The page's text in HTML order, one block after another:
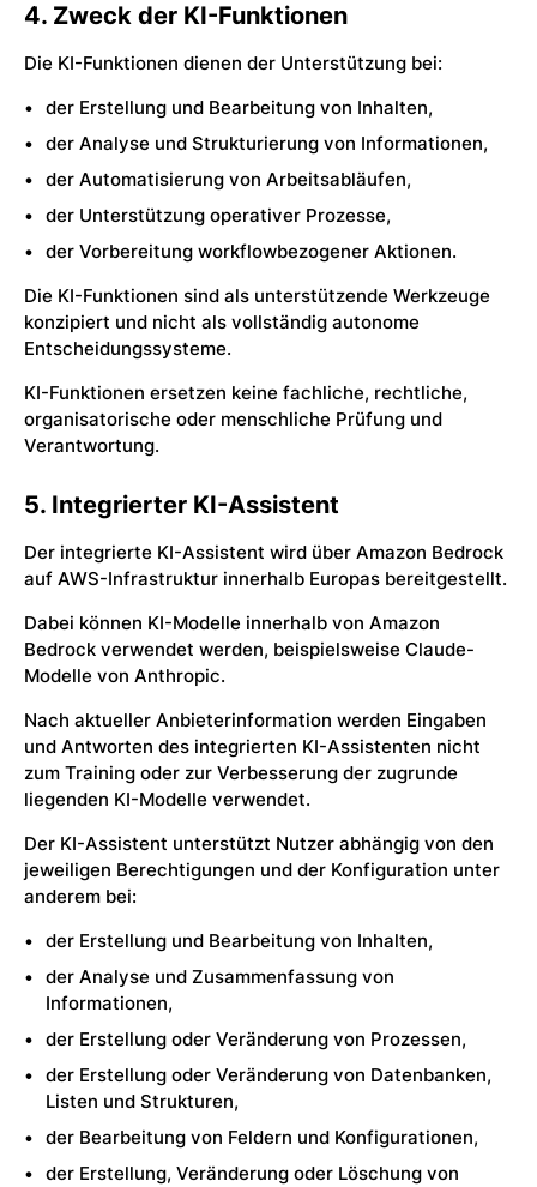
4. Zweck der KI-Funktionen
Die KI-Funktionen dienen der Unterstützung bei:
der Erstellung und Bearbeitung von Inhalten,
der Analyse und Strukturierung von Informationen,
der Automatisierung von Arbeitsabläufen,
der Unterstützung operativer Prozesse,
der Vorbereitung workflowbezogener Aktionen.
Die KI-Funktionen sind als unterstützende Werkzeuge
konzipiert und nicht als vollständig autonome
Entscheidungssysteme.
KI-Funktionen ersetzen keine fachliche, rechtliche,
organisatorische oder menschliche Prüfung und
Verantwortung.
5. Integrierter KI-Assistent
Der integrierte KI-Assistent wird über Amazon Bedrock
auf AWS-Infrastruktur innerhalb Europas bereitgestellt.
Dabei können KI-Modelle innerhalb von Amazon
Bedrock verwendet werden, beispielsweise Claude-
Modelle von Anthropic.
Nach aktueller Anbieterinformation werden Eingaben
und Antworten des integrierten KI-Assistenten nicht
zum Training oder zur Verbesserung der zugrunde
liegenden KI-Modelle verwendet.
Der KI-Assistent unterstützt Nutzer abhängig von den
jeweiligen Berechtigungen und der Konfiguration unter
anderem bei:
der Erstellung und Bearbeitung von Inhalten,
der Analyse und Zusammenfassung von
Informationen,
der Erstellung oder Veränderung von Prozessen,
der Erstellung oder Veränderung von Datenbanken,
Listen und Strukturen,
der Bearbeitung von Feldern und Konfigurationen,
der Erstellung, Veränderung oder Löschung von